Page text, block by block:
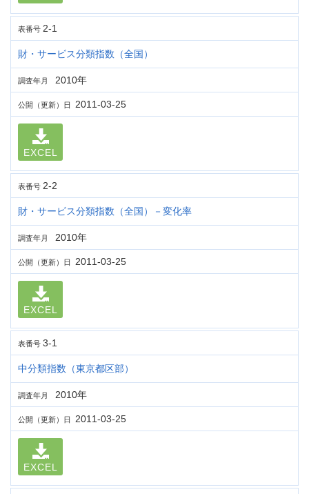
表番号 2-1
財・サービス分類指数（全国）
調査年月 2010年
公開（更新）日 2011-03-25
EXCEL
表番号 2-2
財・サービス分類指数（全国）－変化率
調査年月 2010年
公開（更新）日 2011-03-25
EXCEL
表番号 3-1
中分類指数（東京都区部）
調査年月 2010年
公開（更新）日 2011-03-25
EXCEL